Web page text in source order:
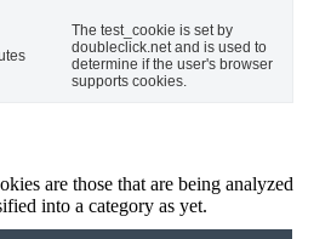
The test_cookie is set by
doubleclick.net and is used to
determine if the user's browser
supports cookies.
are those that are being analyzed
into a category as yet.